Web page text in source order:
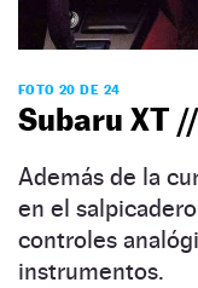
FOTO 20 DE 24
Subaru XT
Además de la
en el
controles
instrumentos.